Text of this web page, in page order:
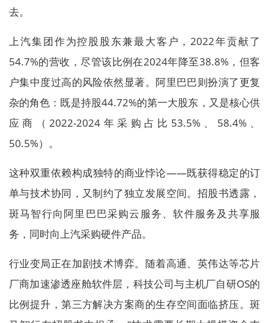
去。
上汽集团作为控股股东兼最大客户，2022年贡献了
54.7%的营收，尽管该比例在2024年降至38.8%，但客
户集中度过高的风险依然显著。阿里巴巴则扮演了更复
杂的角色：既是持股44.72%的第一大股东，又是核心供
应商（2022-2024年采购占比53.5%、58.4%、
50.5%）。
这种双重依赖构成独特的商业悖论——既获得稳定的订
单与技术协同，又制约了独立发展空间。招股书透露，
斑马智行向阿里巴巴采购云服务、软件服务及共享服
务，同时向上汽采购硬件产品。
行业变局正在加剧技术博弈。随着高通、英伟达等芯片
厂商加速渗透座舱软件层，科技公司与主机厂自研OS的
比例提升，第三方解决方案商的生存空间面临挤压。斑